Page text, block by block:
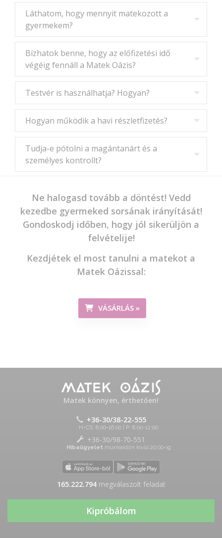
Láthatom, hogy mennyit matekozott a
gyermekem?
Bízhatok benne, hogy az előfizetési idő
végéig fennáll a Matek Oázis?
Testvér is használhatja? Hogyan?
Hogyan működik a havi részletfizetés?
Tudja-e pótolni a magántanárt és a
személyes kontrollt?
Ne halogasd tovább a döntést! Vedd
kezedbe gyermeked sorsának irányítását!
Gondoskodj időben, hogy jól sikerüljön a
felvételije!
Kezdjétek el most tanulni a matekot a
Matek Oázissal:
VÁSÁRLÁS »
Matek könnyen, érthetően!
+36-30/38-22-555
H-CS: 8:00-16:00 | P: 8:00-12:00
+36-30/98-70-551
Hibaügyelet munkaidőn kívül 20:00-ig
165.222.794megválaszolt feladat
Kipróbálom